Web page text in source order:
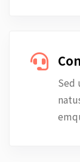
Sed